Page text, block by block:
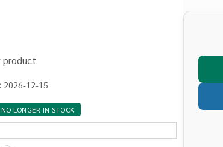
product
2026-12-15
LONGER IN STOCK